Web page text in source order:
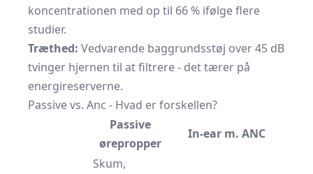
koncentrationen med op til 66 % ifølge flere
studier.
Træthed: Vedvarende baggrundsstøj over 45 dB
tvinger hjernen til at filtrere - det tærer på
energi­reserverne.
Passive vs. Anc - Hvad er forskellen?
Passive
ørepropper
In-ear m. ANC
Skum,